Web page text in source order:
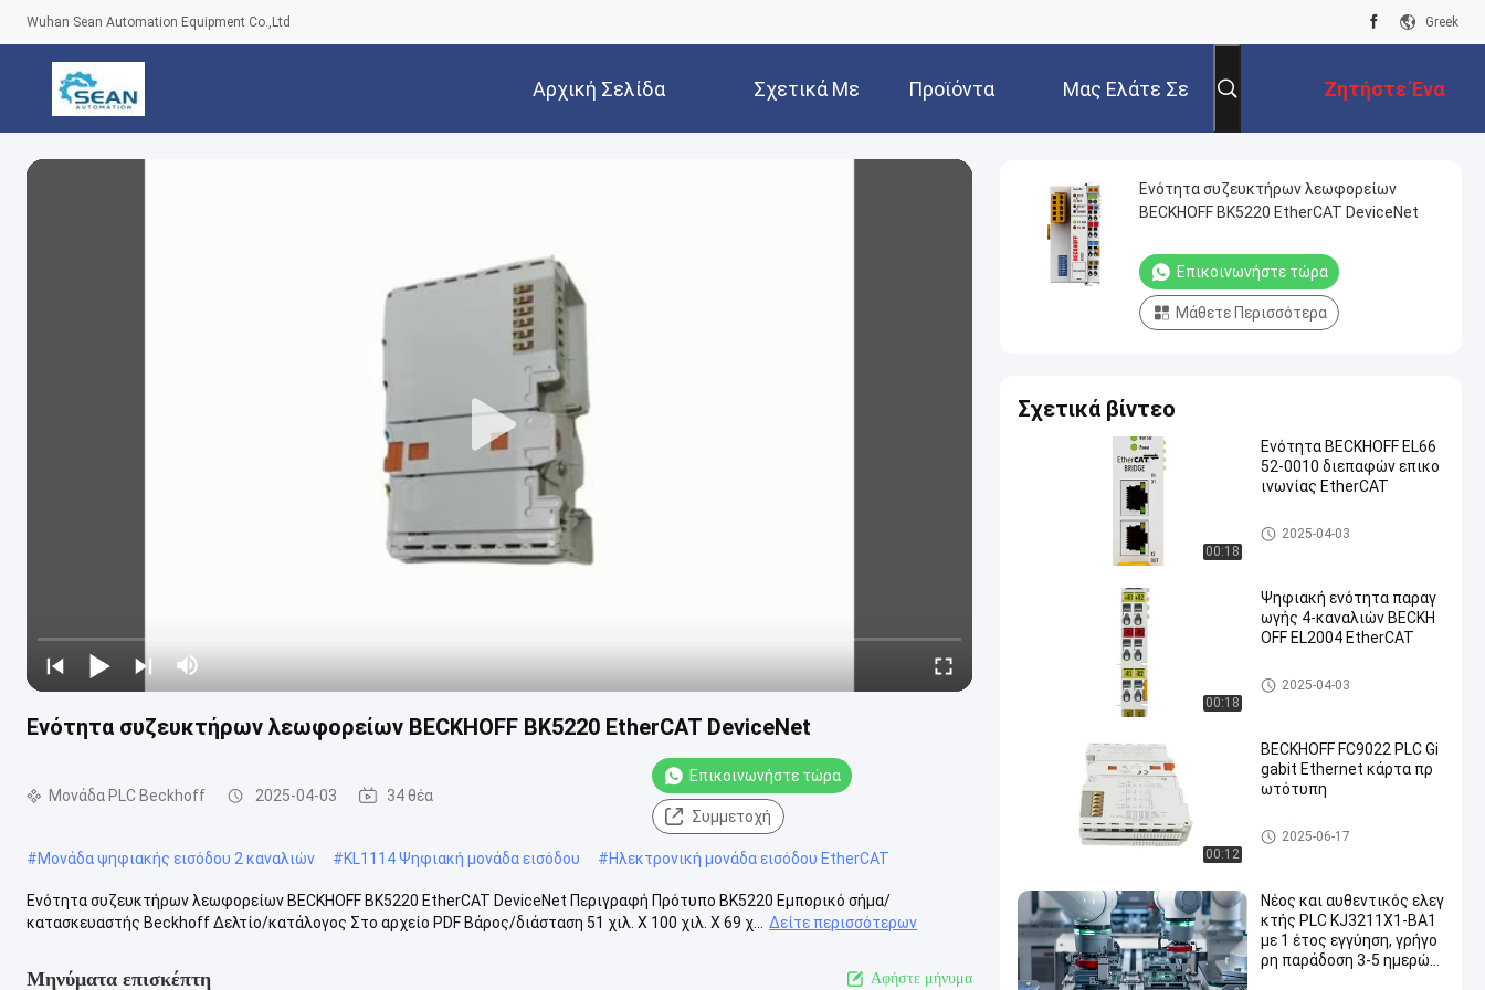
Wuhan Sean Automation Equipment Co.,Ltd Greek
Αρχική Σελίδα Σχετικά Με Προϊόντα Μας Ελάτε Σε
Επαφή Με
Ζητήστε Ένα
Απόσπασμα
Ενότητα συζευκτήρων λεωφορείων BECKHOFF BK5220 EtherCAT DeviceNet
Μονάδα PLC Beckhoff 2025-04-03 34 θέα
Επικοινωνήστε τώρα
Συμμετοχή
#Μονάδα ψηφιακής εισόδου 2 καναλιών #KL1114 Ψηφιακή μονάδα εισόδου #Ηλεκτρονική μονάδα εισόδου EtherCAT
Ενότητα συζευκτήρων λεωφορείων BECKHOFF BK5220 EtherCAT DeviceNet Περιγραφή Πρότυπο BK5220 Εμπορικό σήμα/
κατασκευαστής Beckhoff Δελτίο/κατάλογος Στο αρχείο PDF Βάρος/διάσταση 51 χιλ. Χ 100 χιλ. Χ 69 χ...
Δείτε περισσότερων
Μηνύματα επισκέπτη Αφήστε μήνυμα
Ενότητα συζευκτήρων λεωφορείων
BECKHOFF BK5220 EtherCAT DeviceNet
Επικοινωνήστε τώρα
Μάθετε Περισσότερα
Σχετικά βίντεο
00:18
Ενότητα BECKHOFF EL66
52-0010 διεπαφών επικο
ινωνίας EtherCAT
Μονάδα PLC Beckhoff
2025-04-03
00:18
Ψηφιακή ενότητα παραγ
ωγής 4-καναλιών BECKH
OFF EL2004 EtherCAT
Μονάδα PLC Beckhoff
2025-04-03
00:12
BECKHOFF FC9022 PLC Gi
gabit Ethernet κάρτα πρ
ωτότυπη
Μονάδα PLC Beckhoff
2025-06-17
Νέος και αυθεντικός ελεγ
κτής PLC KJ3211X1-BA1
με 1 έτος εγγύηση, γρήγο
ρη παράδοση 3-5 ημερών